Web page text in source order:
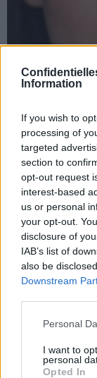
Information
If you wish to
processing of
targeted
section to
opt-out request
interest-based
us or personal
your opt-out.
disclosure of
IAB’s list of
also be
Downstream
Personal
I want to
personal
Opted In